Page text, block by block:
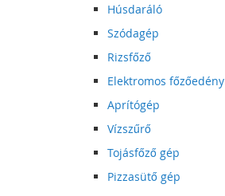
Húsdaráló
Szódagép
Rizsfőző
Elektromos főzőedény
Aprítógép
Vízszűrő
Tojásfőző gép
Pizzasütő gép